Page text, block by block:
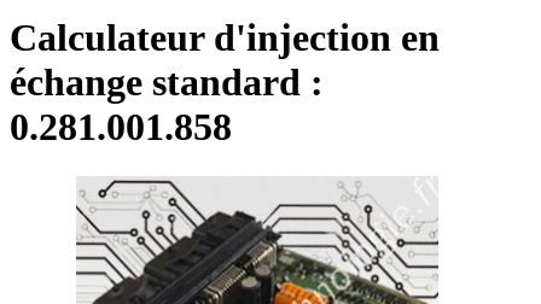
Calculateur d'injection en
échange standard :
0.281.001.858